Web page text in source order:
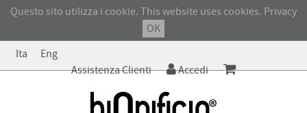
Questo sito utilizza i cookie. This website uses cookies. Privacy
OK
Ita
Eng
Assistenza Clienti
Accedi